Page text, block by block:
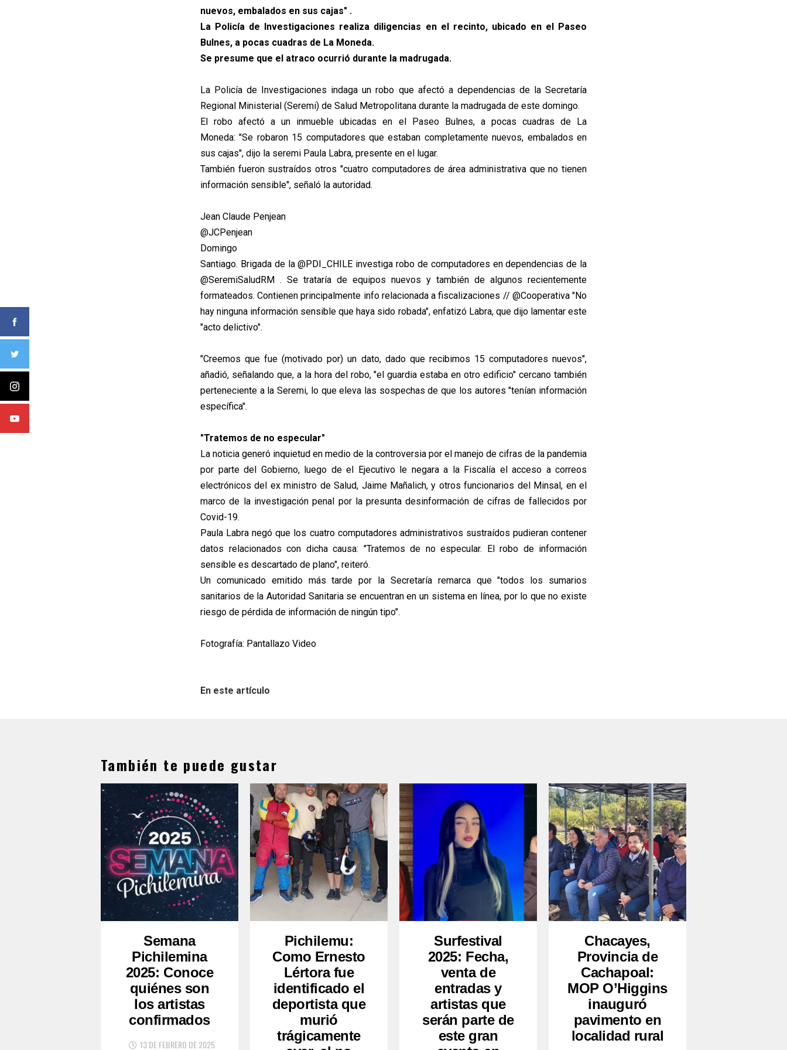
nuevos, embalados en sus cajas" .
La Policía de Investigaciones realiza diligencias en el recinto, ubicado en el Paseo
Bulnes, a pocas cuadras de La Moneda.
Se presume que el atraco ocurrió durante la madrugada.
La Policía de Investigaciones indaga un robo que afectó a dependencias de la Secretaría
Regional Ministerial (Seremi) de Salud Metropolitana durante la madrugada de este domingo.
El robo afectó a un inmueble ubicadas en el Paseo Bulnes, a pocas cuadras de La
Moneda: "Se robaron 15 computadores que estaban completamente nuevos, embalados en
sus cajas", dijo la seremi Paula Labra, presente en el lugar.
También fueron sustraídos otros "cuatro computadores de área administrativa que no tienen
información sensible", señaló la autoridad.
Jean Claude Penjean
@JCPenjean
Domingo
Santiago. Brigada de la @PDI_CHILE investiga robo de computadores en dependencias de la
@SeremiSaludRM . Se trataría de equipos nuevos y también de algunos recientemente
formateados. Contienen principalmente info relacionada a fiscalizaciones // @Cooperativa "No
hay ninguna información sensible que haya sido robada", enfatizó Labra, que dijo lamentar este
"acto delictivo".
"Creemos que fue (motivado por) un dato, dado que recibimos 15 computadores nuevos",
añadió, señalando que, a la hora del robo, "el guardia estaba en otro edificio" cercano también
perteneciente a la Seremi, lo que eleva las sospechas de que los autores "tenían información
específica".
"Tratemos de no especular"
La noticia generó inquietud en medio de la controversia por el manejo de cifras de la pandemia
por parte del Gobierno, luego de el Ejecutivo le negara a la Fiscalía el acceso a correos
electrónicos del ex ministro de Salud, Jaime Mañalich, y otros funcionarios del Minsal, en el
marco de la investigación penal por la presunta desinformación de cifras de fallecidos por
Covid-19.
Paula Labra negó que los cuatro computadores administrativos sustraídos pudieran contener
datos relacionados con dicha causa: "Tratemos de no especular. El robo de información
sensible es descartado de plano", reiteró.
Un comunicado emitido más tarde por la Secretaría remarca que "todos los sumarios
sanitarios de la Autoridad Sanitaria se encuentran en un sistema en línea, por lo que no existe
riesgo de pérdida de información de ningún tipo".
Fotografía: Pantallazo Video
En este artículo
También te puede gustar
Semana
Pichilemina
2025: Conoce
quiénes son
los artistas
confirmados
13 DE FEBRERO DE 2025
Pichilemu:
Como Ernesto
Lértora fue
identificado el
deportista que
murió
trágicamente
Surfestival
2025: Fecha,
venta de
entradas y
artistas que
serán parte de
este gran
Chacayes,
Provincia de
Cachapoal:
MOP O’Higgins
inauguró
pavimento en
localidad rural